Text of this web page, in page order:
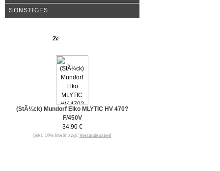
SONSTIGES
(StÃ¼ck) Mundorf Elko MLYTIC HV 470?
F/450V
34,90 €
[inkl. 19% MwSt zzgl. Versandkosten]